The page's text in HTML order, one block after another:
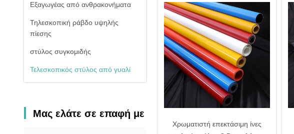
Εξαγωγέας από ανθρακονήματα
Τηλεσκοπική ράβδο υψηλής
πίεσης
στύλος συγκομιδής
Τελεσκοπικός στύλος από γυαλί
Μας ελάτε σε επαφή με
Χρωματιστή επεκτάσιμη ίνες